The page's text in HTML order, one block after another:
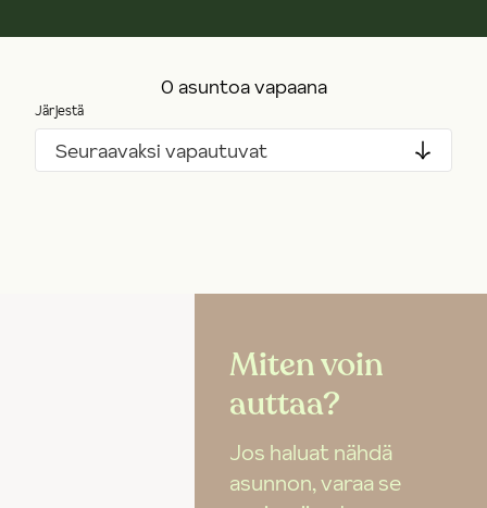
0 asuntoa vapaana
Järjestä
Seuraavaksi vapautuvat
Miten voin
auttaa?
Jos haluat nähdä
asunnon, varaa se